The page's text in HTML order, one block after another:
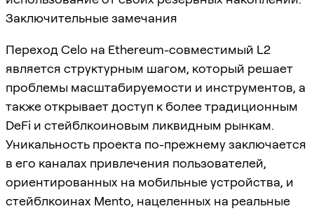
Заключительные замечания
Переход Celo на Ethereum-совместимый L2
является структурным шагом, который решает
проблемы масштабируемости и инструментов, а
также открывает доступ к более традиционным
DeFi и стейблкоиновым ликвидным рынкам.
Уникальность проекта по-прежнему заключается
в его каналах привлечения пользователей,
ориентированных на мобильные устройства, и
стейблкоинах Mento, нацеленных на реальные